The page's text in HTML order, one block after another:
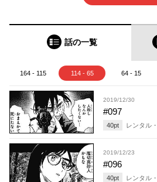
話の一覧
164 - 115 114 - 65 64 - 15
2019/12/30
#097
40pt レンタル・
2019/12/23
#096
40pt レンタル・